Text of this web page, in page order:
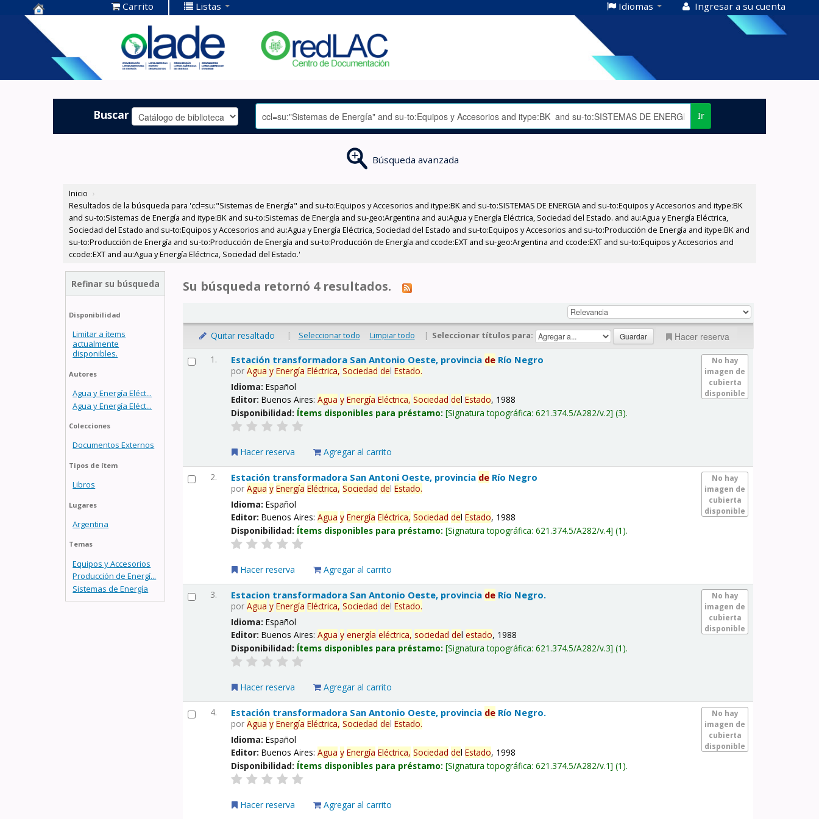
Centro de
Documentación
OLADE -
Carrito Listas Idiomas Ingresar a su cuenta
Buscar Ir
Búsqueda avanzada
Inicio ›
Resultados de la búsqueda para 'ccl=su:"Sistemas de Energía" and su-to:Equipos y Accesorios and itype:BK and su-to:SISTEMAS DE ENERGIA and su-to:Equipos y Accesorios and itype:BK
and su-to:Sistemas de Energía and itype:BK and su-to:Sistemas de Energía and su-geo:Argentina and au:Agua y Energía Eléctrica, Sociedad del Estado. and au:Agua y Energía Eléctrica,
Sociedad del Estado and su-to:Equipos y Accesorios and au:Agua y Energía Eléctrica, Sociedad del Estado and su-to:Equipos y Accesorios and su-to:Producción de Energía and itype:BK and
su-to:Producción de Energía and su-to:Producción de Energía and su-to:Producción de Energía and ccode:EXT and su-geo:Argentina and ccode:EXT and su-to:Equipos y Accesorios and
ccode:EXT and au:Agua y Energía Eléctrica, Sociedad del Estado.'
Refinar su búsqueda
Disponibilidad
Limitar a ítems
actualmente
disponibles.
Autores
Agua y Energía Eléct...
Agua y Energía Eléct...
Colecciones
Documentos Externos
Tipos de ítem
Libros
Lugares
Argentina
Temas
Equipos y Accesorios
Producción de Energí...
Sistemas de Energía
Su búsqueda retornó 4 resultados.
Quitar resaltado | Seleccionar todo Limpiar todo | Seleccionar títulos para: Hacer reserva
1.
No hay
imagen de
cubierta
disponible
Estación transformadora San Antonio Oeste, provincia de Río Negro
porAgua y Energía Eléctrica, Sociedad delEstado.
Idioma:Español
Editor:Buenos Aires:Agua y Energía Eléctrica, Sociedad delEstado, 1988
Disponibilidad: Ítems disponibles para préstamo: Signatura topográfica:621.374.5/A282/v.2 (3).
Hacer reserva Agregar al carrito
2.
No hay
imagen de
cubierta
disponible
Estación transformadora San Antoni Oeste, provincia de Río Negro
porAgua y Energía Eléctrica, Sociedad delEstado.
Idioma:Español
Editor:Buenos Aires:Agua y Energía Eléctrica, Sociedad delEstado, 1988
Disponibilidad: Ítems disponibles para préstamo: Signatura topográfica:621.374.5/A282/v.4 (1).
Hacer reserva Agregar al carrito
3.
No hay
imagen de
cubierta
disponible
Estacion transformadora San Antonio Oeste, provincia de Río Negro.
porAgua y Energía Eléctrica, Sociedad delEstado.
Idioma:Español
Editor:Buenos Aires:Agua y energía eléctrica, sociedad delestado, 1988
Disponibilidad: Ítems disponibles para préstamo: Signatura topográfica:621.374.5/A282/v.3 (1).
Hacer reserva Agregar al carrito
4.
No hay
imagen de
cubierta
disponible
Estación transformadora San Antonio Oeste, provincia de Río Negro.
porAgua y Energía Eléctrica, Sociedad delEstado.
Idioma:Español
Editor:Buenos Aires:Agua y Energía Eléctrica, Sociedad delEstado, 1998
Disponibilidad: Ítems disponibles para préstamo: Signatura topográfica:621.374.5/A282/v.1 (1).
Hacer reserva Agregar al carrito